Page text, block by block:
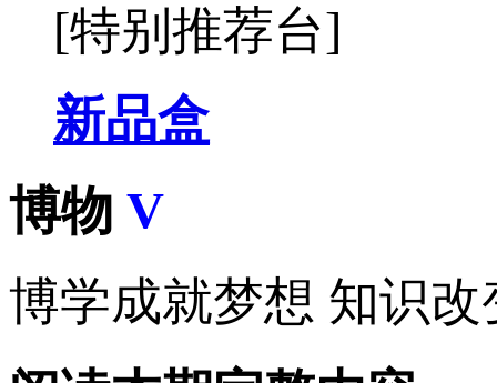
[特别推荐台]
新品盒
博物 V
博学成就梦想 知识改